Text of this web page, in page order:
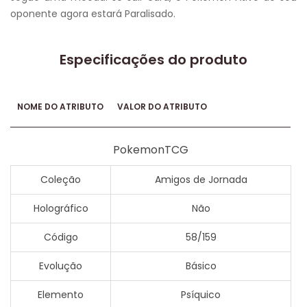
oponente agora estará Paralisado.
Especificações do produto
NOME DO ATRIBUTO VALOR DO ATRIBUTO
PokemonTCG
Coleção Amigos de Jornada
Holográfico Não
Código 58/159
Evolução Básico
Elemento Psíquico